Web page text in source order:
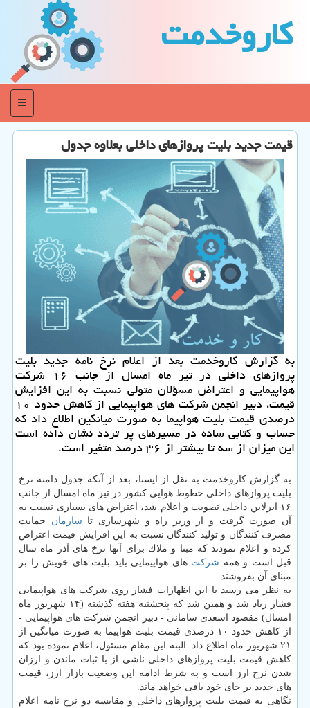
كاروخدمت
منو
قیمت جدید بلیت پروازهای داخلی بعلاوه جدول
به گزارش كاروخدمت بعد از اعلام نرخ نامه جدید بلیت
پروازهای داخلی در تیر ماه امسال از جانب ۱۶ شركت
هواپیمایی و اعتراض مسؤلان متولی نسبت به این افزایش
قیمت، دبیر انجمن شركت های هواپیمایی از كاهش حدود ۱۰
درصدی قیمت بلیت هواپیما به صورت میانگین اطلاع داد كه
حساب و كتابی ساده در مسیرهای پر تردد نشان داده است
این میزان از سه تا بیشتر از ۳۶ درصد متغیر است.
به گزارش كاروخدمت به نقل از ایسنا، بعد از آنكه جدول دامنه نرخ
بلیت پروازهای داخلی خطوط هوایی كشور در تیر ماه امسال از جانب
۱۶ ایرلاین داخلی تصویب و اعلام شد، اعتراض های بسیاری نسبت به
آن صورت گرفت و از وزیر راه و شهرسازی تا سازمان حمایت
مصرف كنندگان و تولید كنندگان نسبت به این افزایش قیمت اعتراض
كرده و اعلام نمودند كه مبنا و ملاك برای آنها نرخ های آذر ماه سال
قبل است و همه شركت های هواپیمایی باید بلیت های خویش را بر
مبنای آن بفروشند.
به نظر می رسید با این اظهارات فشار روی شركت های هواپیمایی
فشار زیاد شد و همین شد كه پنجشنبه هفته گذشته (۱۴ شهریور ماه
امسال) مقصود اسعدی سامانی - دبیر انجمن شركت های هواپیمایی -
از كاهش حدود ۱۰ درصدی قیمت بلیت هواپیما به صورت میانگین از
۲۱ شهریور ماه اطلاع داد. البته این مقام مسئول، اعلام نموده بود كه
كاهش قیمت بلیت پروازهای داخلی ناشی از با ثبات ماندن و ارزان
شدن نرخ ارز است و به شرط ادامه این وضعیت بازار ارز، قیمت
های جدید بر جای خود باقی خواهد ماند.
نگاهی به قیمت بلیت پروازهای داخلی و مقایسه دو نرخ نامه اعلام